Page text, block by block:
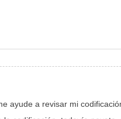
ayude a revisar mi